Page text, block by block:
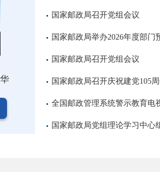
国家邮政局召开党组会议
国家邮政局举办2026年度部
国家邮政局召开党组会议
国家邮政局召开庆祝建党105
全国邮政管理系统警示教育电
国家邮政局党组理论学习中心